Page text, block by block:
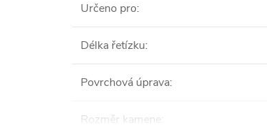
Určeno pro:
Délka řetízku:
Povrchová úprava:
Rozměr kamene: